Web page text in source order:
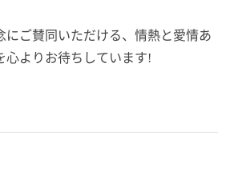
にご賛同いただける、情熱と愛情あ
心よりお待ちしています!